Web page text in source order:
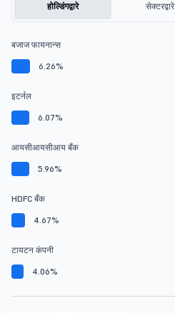
होल्डिंगद्वारे सेक्टरद्वारे
बजाज फायनान्स
6.26%
इटर्नल
6.07%
आयसीआयसीआय बँक
5.96%
HDFC बँक
4.67%
टायटन कंपनी
4.06%